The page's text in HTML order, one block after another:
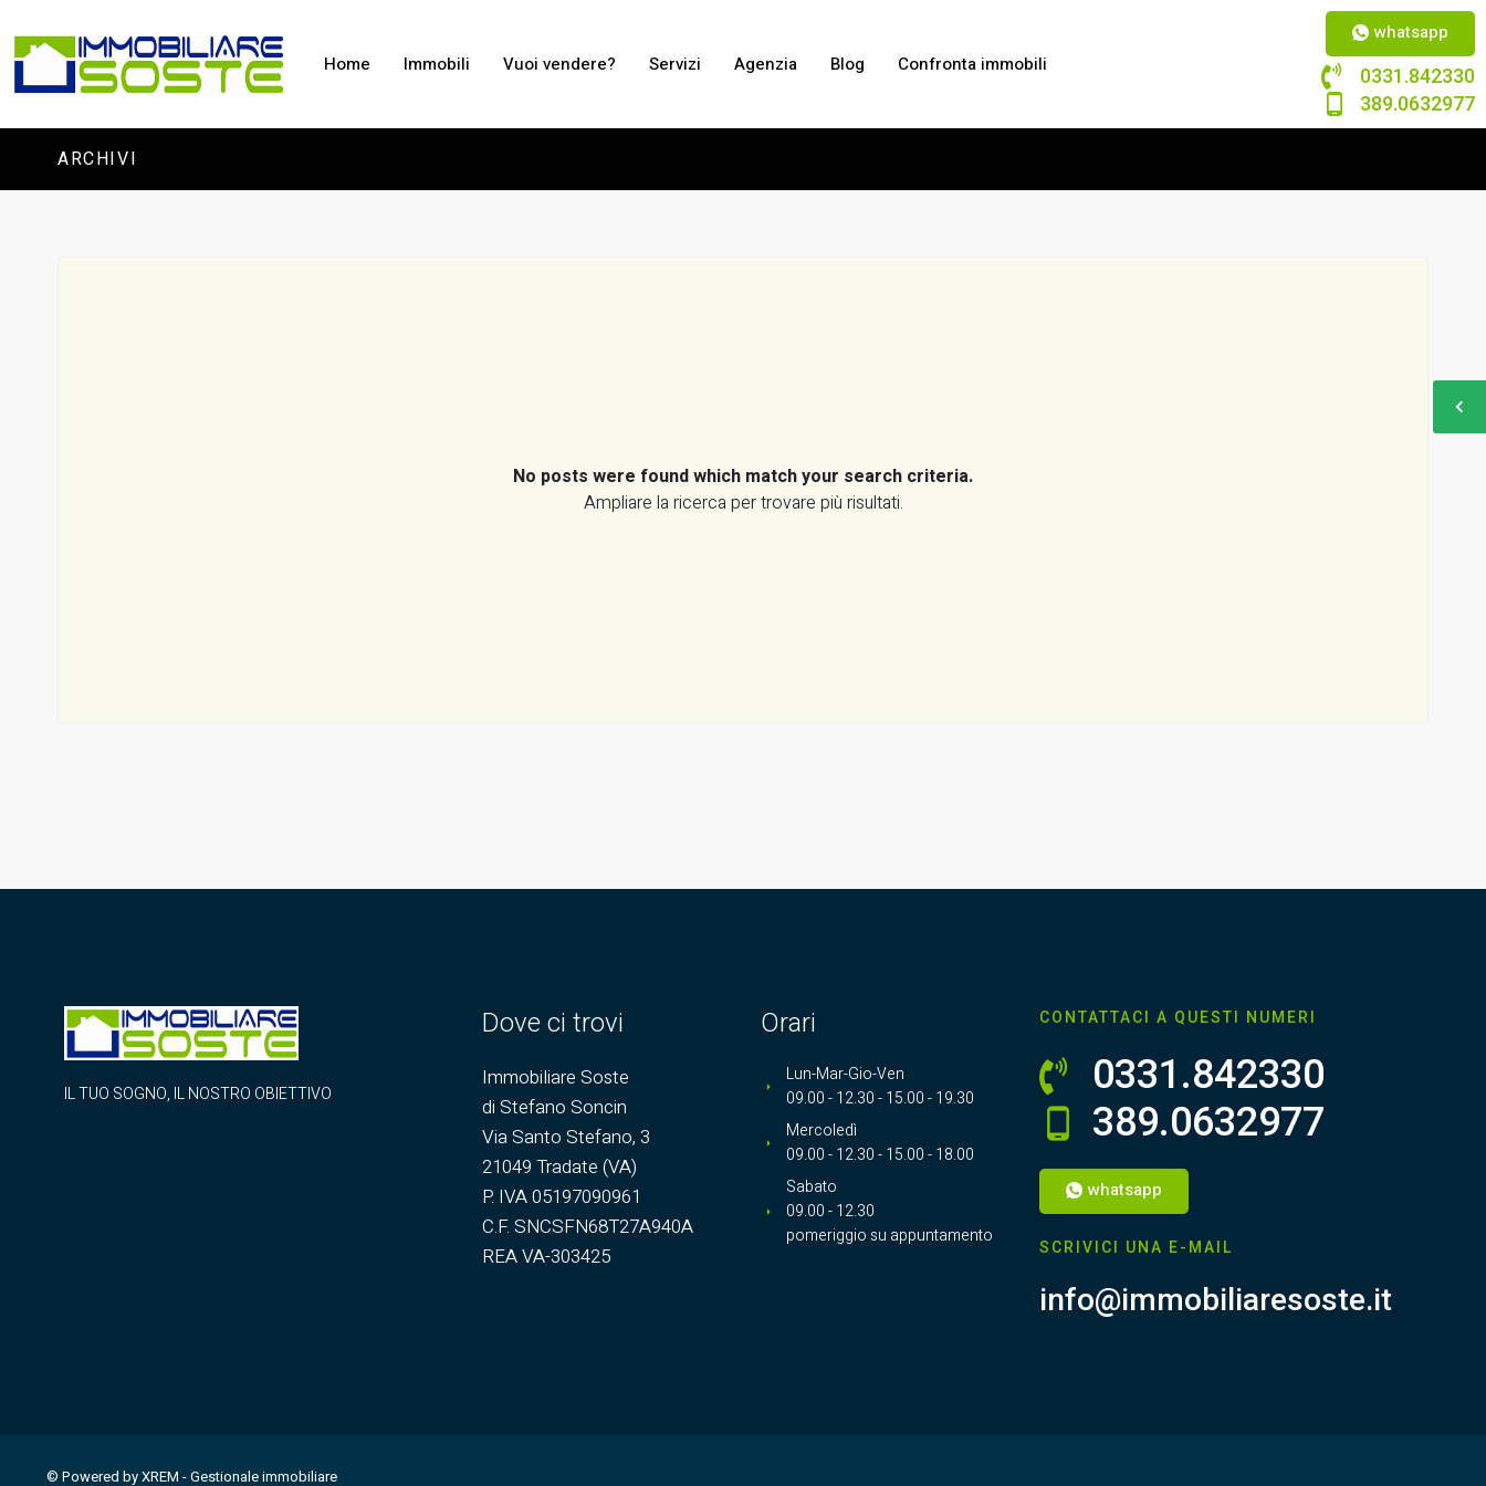
Home Immobili Vuoi vendere? Servizi Agenzia Blog Confronta immobili
whatsapp
0331.842330
389.0632977
ARCHIVI
No posts were found which match your search criteria.
Ampliare la ricerca per trovare più risultati.
IL TUO SOGNO, IL NOSTRO OBIETTIVO
Dove ci trovi
Immobiliare Soste
di Stefano Soncin
Via Santo Stefano, 3
21049 Tradate (VA)
P. IVA 05197090961
C.F. SNCSFN68T27A940A
REA VA-303425
Orari
Lun-Mar-Gio-Ven
09.00 - 12.30 - 15.00 - 19.30
Mercoledì
09.00 - 12.30 - 15.00 - 18.00
Sabato
09.00 - 12.30
pomeriggio su appuntamento
CONTATTACI A QUESTI NUMERI
0331.842330
389.0632977
whatsapp
SCRIVICI UNA E-MAIL
info@immobiliaresoste.it
© Powered by XREM - Gestionale immobiliare